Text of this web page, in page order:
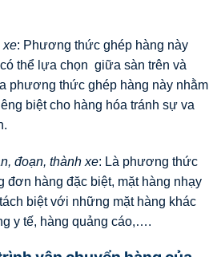
xe: Phương thức ghép hàng này
thể lựa chọn giữa sàn trên và
phương thức ghép hàng này nhằm
biệt cho hàng hóa tránh sự va
đoạn, thành xe: Là phương thức
đơn hàng đặc biệt, mặt hàng nhạy
biệt với những mặt hàng khác
y tế, hàng quảng cáo,….